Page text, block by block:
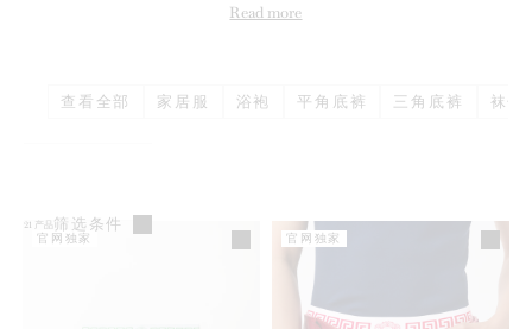
Read more
查看全部 家居服 浴袍 平角底裤 三角底裤 袜子
21 产品 筛选条件
官网独家 官网独家